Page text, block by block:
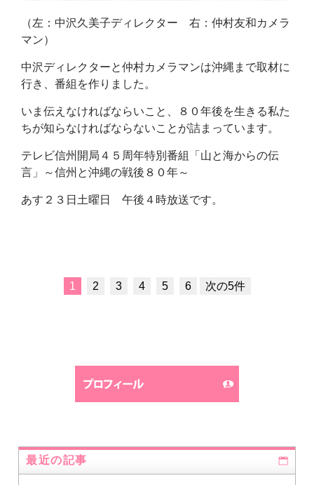
（左：中沢久美子ディレクター 右：仲村友和カメラ
マン）
中沢ディレクターと仲村カメラマンは沖縄まで取材に
行き、番組を作りました。
いま伝えなければならいこと、８０年後を生きる私た
ちが知らなければならないことが詰まっています。
テレビ信州開局４５周年特別番組「山と海からの伝
言」～信州と沖縄の戦後８０年～
あす２３日土曜日 午後４時放送です。
1 2 3 4 5 6 次の5件
最近の記事